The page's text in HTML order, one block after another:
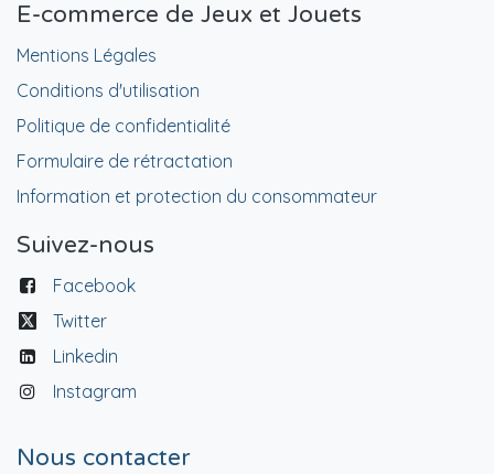
E-commerce de Jeux et Jouets
Mentions Légales
Conditions d'utilisation
Politique de confidentialité
Formulaire de rétractation
Information et protection du consommateur
Suivez-nous
Facebook
Twitter
Linkedin
Instagram
Nous contacter